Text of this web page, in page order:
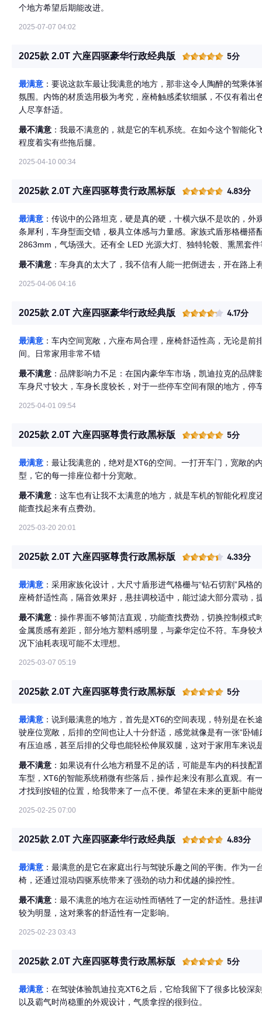
个地方希望后期能改进。
2025-07-07 04:02
2025款 2.0T 六座四驱豪华行政经典版 5分
最满意 ：要说这款车最让我满意的地方，那非这令人陶醉的驾乘
氛围。内饰的材质选用极为考究，座椅触感柔软细腻，不仅有着出
人尽享舒适。
最不满意 ：我最不满意的，就是它的车机系统。在如今这个智能
程度着实有些拖后腿。
2025-04-10 00:34
2025款 2.0T 六座四驱尊贵行政黑标版 4.83分
最满意 ：传说中的公路坦克，硬是真的硬，十横六纵不是吹的，外
条犀利，车身型面交错，极具立体感与力量感。家族式盾形格栅搭
2863mm，气场强大。还有全 LED 光源大灯、独特轮毂、熏黑套
风、按摩，还有老板键，舒适感拉满。二排地板全平，还有无边
后备厢最大容积 2228 升，啥东西都能装，实用性无敌
最不满意 ：车身真的太大了，我不信有人能一把倒进去，开在路
2025-04-06 04:16
2025款 2.0T 六座四驱豪华行政经典版 4.17分
最满意 ：车内空间宽敞，六座布局合理，座椅舒适性高，无论是
间。日常家用非常不错
最不满意 ：品牌影响力不足：在国内豪华车市场，凯迪拉克的品
车身尺寸较大，车身长度较长，对于一些停车空间有限的地方，停
2025-04-01 09:54
2025款 2.0T 六座四驱尊贵行政黑标版 5分
最满意 ：最让我满意的，绝对是XT6的空间。一打开车门，宽敞
型，它的每一排座位都十分宽敞。
最不满意 ：这车也有让我不太满意的地方，就是车机的智能化程
能查找起来有点费劲。
2025-03-20 20:01
2025款 2.0T 六座四驱尊贵行政黑标版 4.33分
最满意 ：采用家族化设计，大尺寸盾形进气格栅与“钻石切割”风
座椅舒适性高，隔音效果好，悬挂调校适中，能过滤大部分震动，
最不满意 ：操作界面不够简洁直观，功能查找费劲，切换控制模
金属质感有差距，部分地方塑料感明显，与豪华定位不符。车身较
况下油耗表现可能不太理想。
2025-03-07 05:19
2025款 2.0T 六座四驱尊贵行政黑标版 5分
最满意 ：说到最满意的地方，首先是XT6的空间表现，特别是在
驶座位宽敞，后排的空间也让人十分舒适，感觉就像是有一张“卧
有压迫感，甚至后排的父母也能轻松伸展双腿，这对于家用车来说
最不满意 ：如果说有什么地方稍显不足的话，可能是车内的科技
车型，XT6的智能系统稍微有些落后，操作起来没有那么直观。有
才找到按钮的位置，给我带来了一点不便。希望在未来的更新中能
2025-02-25 07:00
2025款 2.0T 六座四驱豪华行政经典版 4.83分
最满意 ：最满意的是它在家庭出行与驾驶乐趣之间的平衡。作为
椅，还通过混动四驱系统带来了强劲的动力和优越的操控性。
最不满意 ：最不满意的地方在运动性而牺牲了一定的舒适性。悬
较为明显，这对乘客的舒适性有一定影响。
2025-02-23 03:43
2025款 2.0T 六座四驱尊贵行政黑标版 5分
最满意 ：在驾驶体验凯迪拉克XT6之后，它给我留下了很多比较
以及霸气时尚稳重的外观设计，气质拿捏的很到位。